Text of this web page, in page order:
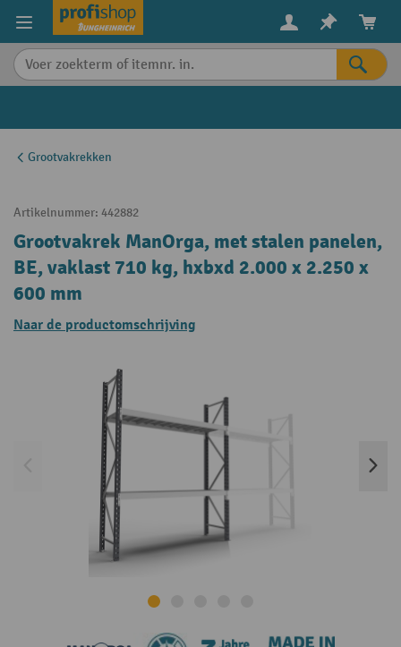
content
Grootvakrekken
Artikelnummer: 442882
Grootvakrek ManOrga, met stalen panelen,
BE, vaklast 710 kg, hxbxd 2.000 x 2.250 x
600 mm
Naar de productomschrijving